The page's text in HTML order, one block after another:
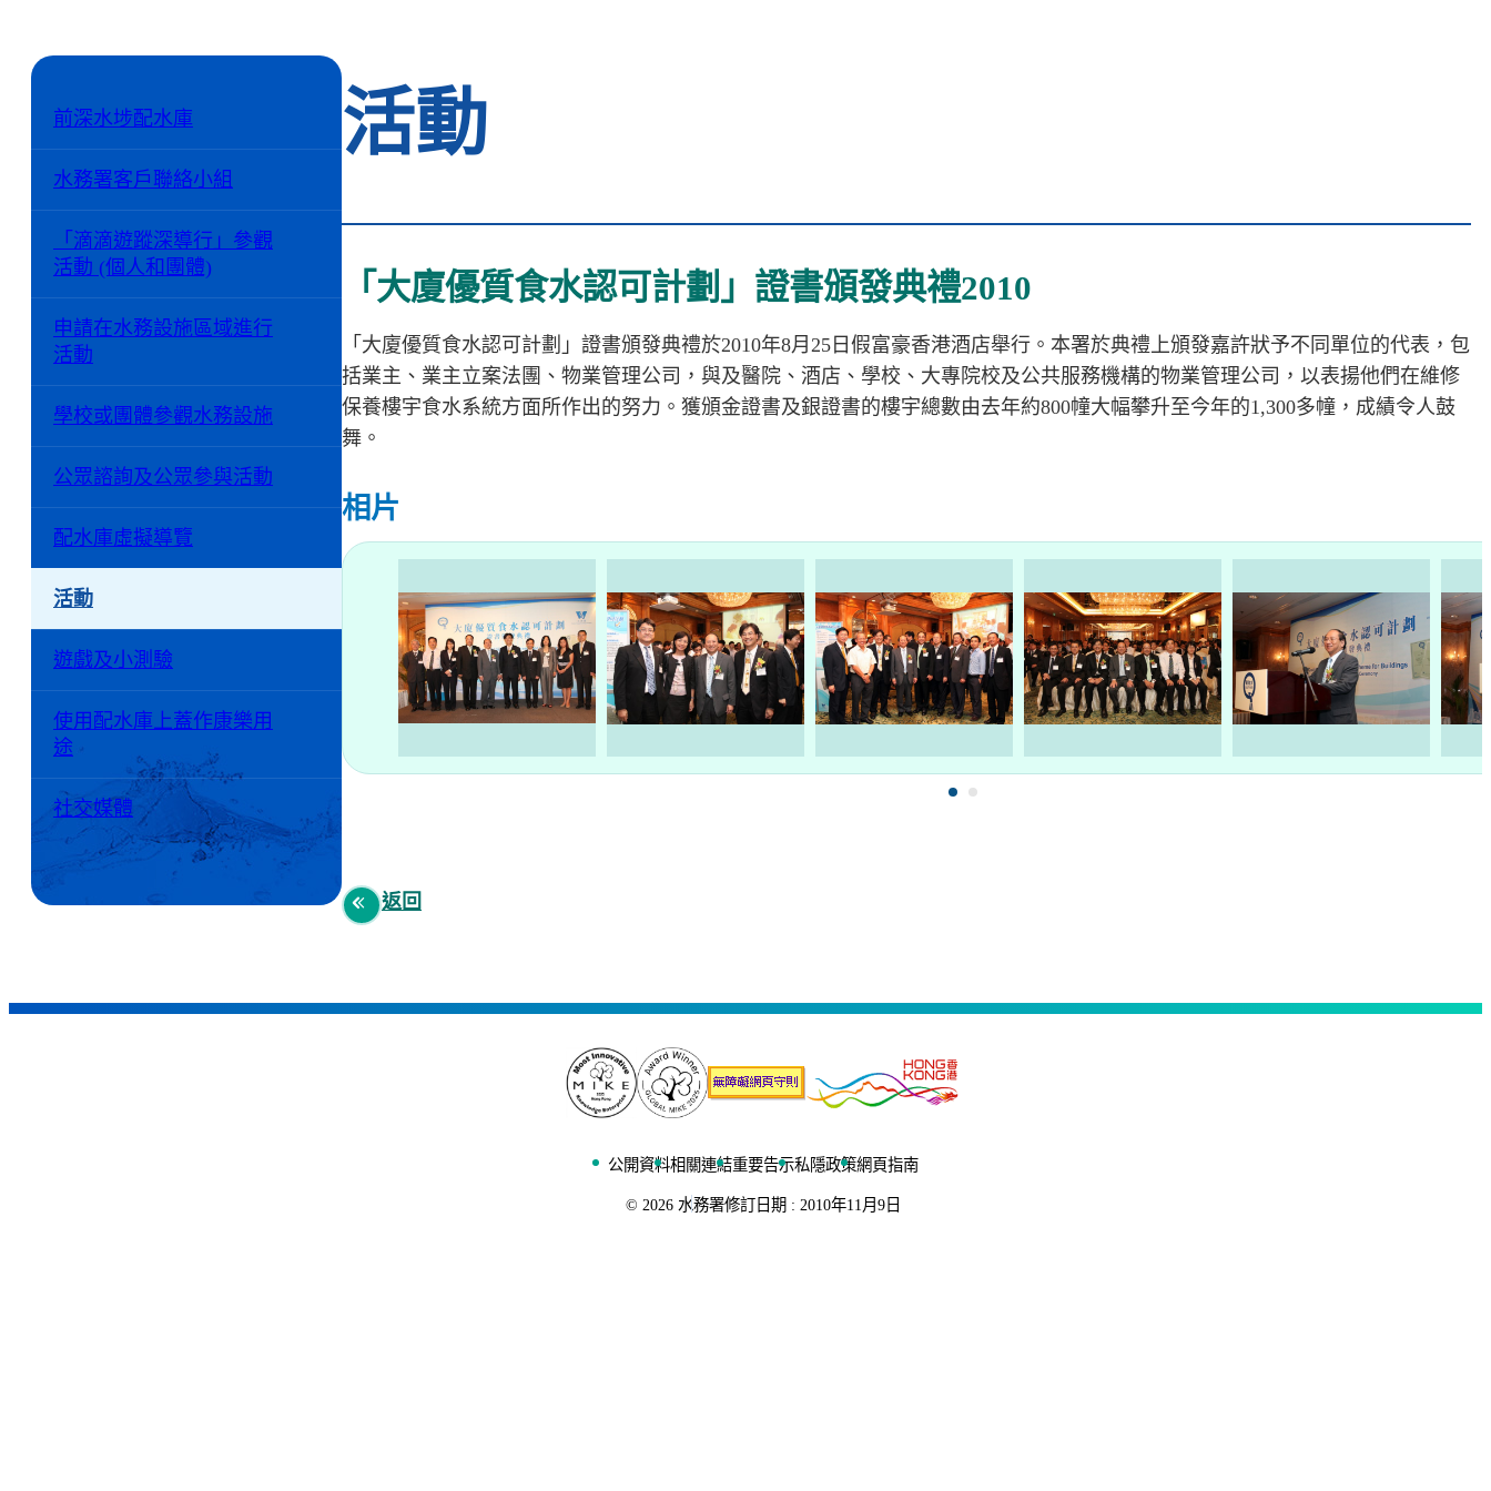
前深水埗配水庫
水務署客戶聯絡小組
「滴滴遊蹤深導行」參觀
活動 (個人和團體)
申請在水務設施區域進行
活動
學校或團體參觀水務設施
公眾諮詢及公眾參與活動
配水庫虛擬導覽
活動
遊戲及小測驗
使用配水庫上蓋作康樂用
途
社交媒體
活動
「大廈優質食水認可計劃」證書頒發典禮2010
「大廈優質食水認可計劃」證書頒發典禮於2010年8月25日假富豪香港酒店舉行。本署於典禮上頒發嘉許狀予不同單位的代表，包
括業主、業主立案法團、物業管理公司，與及醫院、酒店、學校、大專院校及公共服務機構的物業管理公司，以表揚他們在維修
保養樓宇食水系統方面所作出的努力。獲頒金證書及銀證書的樓宇總數由去年約800幢大幅攀升至今年的1,300多幢，成績令人鼓
舞。
相片
返回
公開資料相關連結重要告示私隱政策網頁指南
© 2026水務署修訂日期 : 2010年11月9日